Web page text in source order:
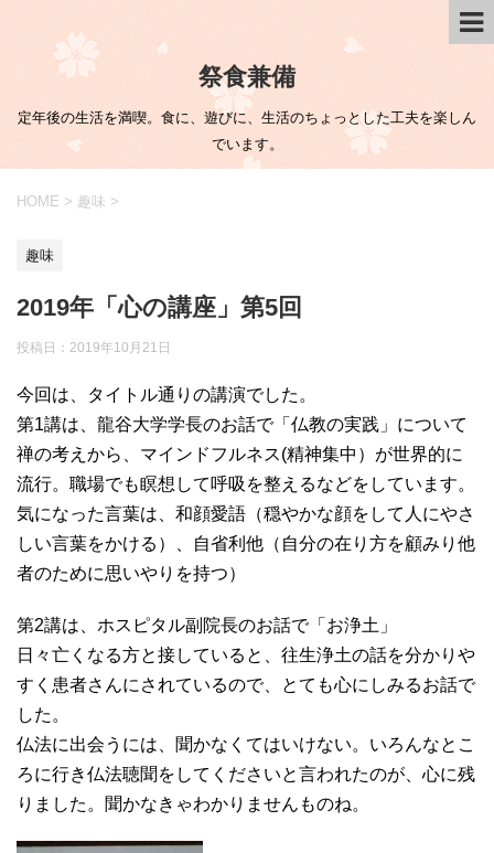
祭食兼備
定年後の生活を満喫。食に、遊びに、生活のちょっとした工夫を楽しん
でいます。
HOME > 趣味 >
趣味
2019年「心の講座」第5回
投稿日： 2019年10月21日
今回は、タイトル通りの講演でした。
第1講は、龍谷大学学長のお話で「仏教の実践」について
禅の考えから、マインドフルネス(精神集中）が世界的に
流行。職場でも瞑想して呼吸を整えるなどをしています。
気になった言葉は、和顔愛語（穏やかな顔をして人にやさ
しい言葉をかける）、自省利他（自分の在り方を顧みり他
者のために思いやりを持つ）
第2講は、ホスピタル副院長のお話で「お浄土」
日々亡くなる方と接していると、往生浄土の話を分かりや
すく患者さんにされているので、とても心にしみるお話で
した。
仏法に出会うには、聞かなくてはいけない。いろんなとこ
ろに行き仏法聴聞をしてくださいと言われたのが、心に残
りました。聞かなきゃわかりませんものね。